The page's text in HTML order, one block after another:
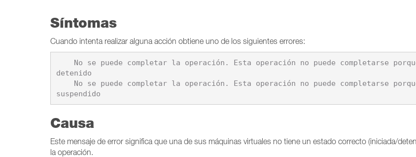
Síntomas
Cuando intenta realizar alguna acción obtiene uno de los siguientes errores:
detenido
Causa
Este mensaje de error significa que una de sus máquinas virtuales no tiene un estado correcto (iniciada/
la operación.